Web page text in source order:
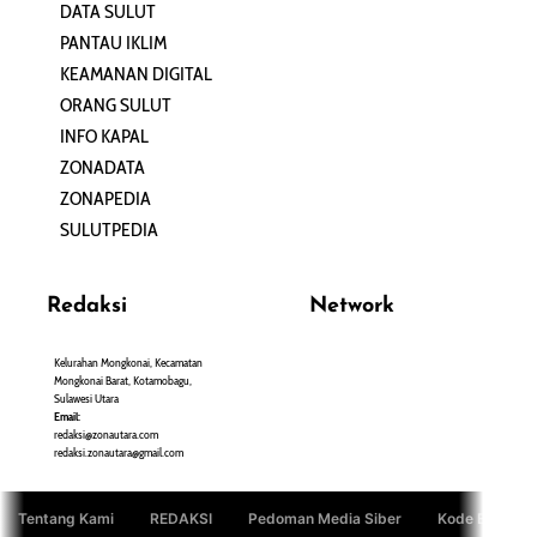
DATA SULUT
PANTAU IKLIM
KEAMANAN DIGITAL
ORANG SULUT
INFO KAPAL
ZONADATA
ZONAPEDIA
SULUTPEDIA
Redaksi
Kelurahan Mongkonai, Kecamatan
Mongkonai Barat, Kotamobagu,
Sulawesi Utara
Email:
redaksi@zonautara.com
redaksi.zonautara@gmail.com
Network
Tentang Kami REDAKSI Pedoman Media Siber Kode Etik